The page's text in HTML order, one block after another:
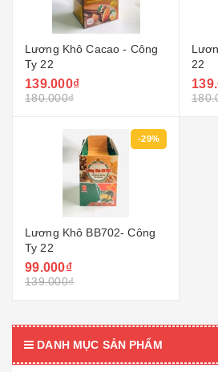
Lương Khô Cacao - Công
Ty 22
139.000₫
180.000₫
22
-29%
Lương Khô BB702- Công
Ty 22
99.000₫
139.000₫
DANH MỤC SẢN PHẨM